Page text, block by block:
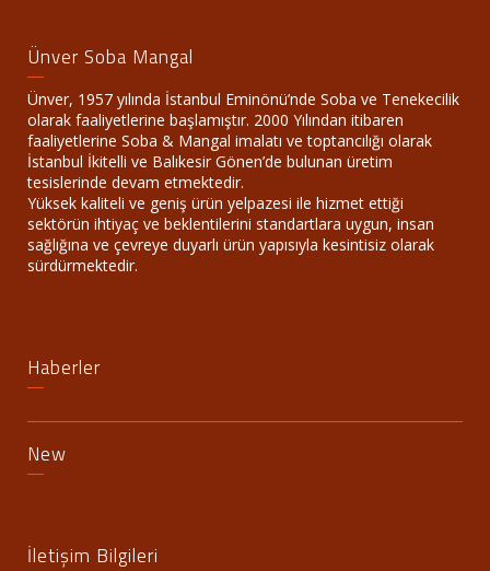
Ünver Soba Mangal
Ünver, 1957 yılında İstanbul Eminönü’nde Soba ve Tenekecilik
olarak faaliyetlerine başlamıştır. 2000 Yılından itibaren
faaliyetlerine Soba & Mangal imalatı ve toptancılığı olarak
İstanbul İkitelli ve Balıkesir Gönen’de bulunan üretim
tesislerinde devam etmektedir.
Yüksek kaliteli ve geniş ürün yelpazesi ile hizmet ettiği
sektörün ihtiyaç ve beklentilerini standartlara uygun, insan
sağlığına ve çevreye duyarlı ürün yapısıyla kesintisiz olarak
sürdürmektedir.
Haberler
New
İletişim Bilgileri